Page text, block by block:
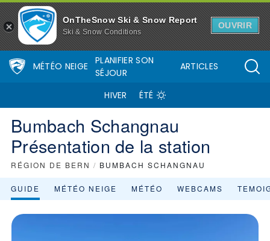
OnTheSnow Ski & Snow Report
Ski & Snow Conditions
OUVRIR
MÉTÉO NEIGE
PLANIFIER SON
SÉJOUR
ARTICLES
HIVER ÉTÉ
Bumbach Schangnau
Présentation de la station
RÉGION DE BERN / BUMBACH SCHANGNAU
GUIDE MÉTÉO NEIGE MÉTÉO WEBCAMS
Bumbach Schangnau - Présentation de Bumbach Schangnau (la